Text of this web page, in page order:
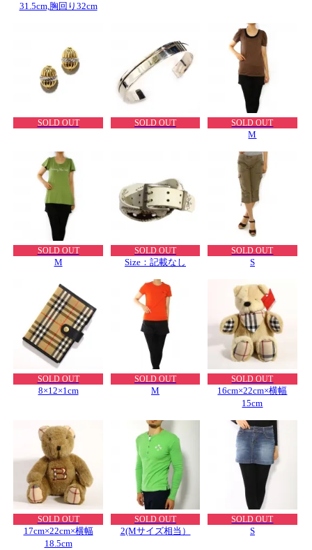
31.5cm,胸回り32cm
SOLD OUT SOLD OUT SOLD OUT
M
SOLD OUT
M
SOLD OUT
Size：記載なし
SOLD OUT
S
SOLD OUT
8×12×1cm
SOLD OUT
M
SOLD OUT
16cm×22cm×横幅
15cm
SOLD OUT
17cm×22cm×横幅
18.5cm
SOLD OUT
2(Mサイズ相当）
SOLD OUT
S